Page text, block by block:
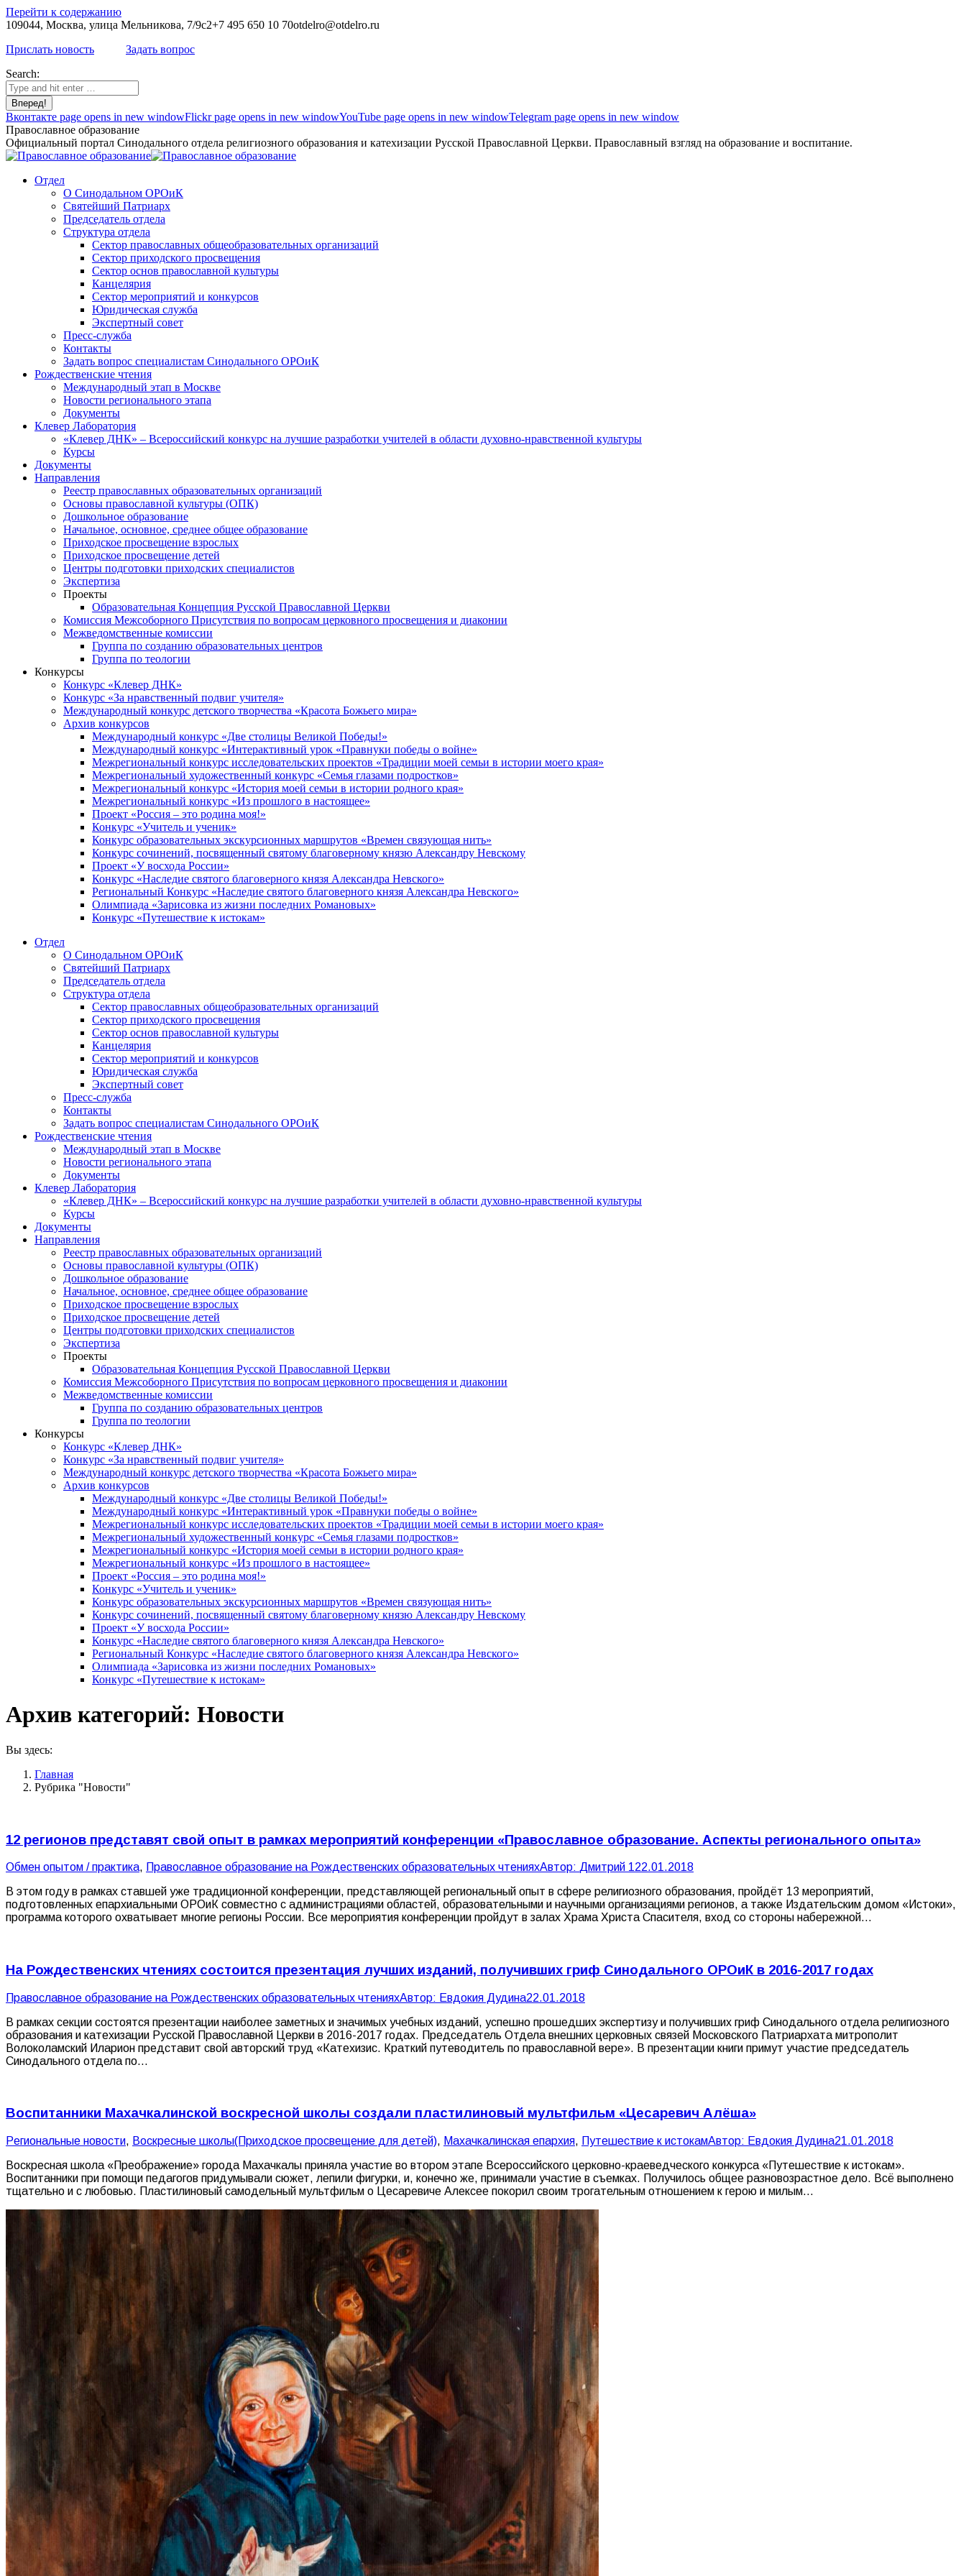
Перейти к содержанию
109044, Москва, улица Мельникова, 7/9с2+7 495 650 10 70otdelro@otdelro.ru
Прислать новость
Задать вопрос
Search:
Вконтакте page opens in new windowFlickr page opens in new windowYouTube page opens in new windowTelegram page opens in new window
Православное образование
Официальный портал Синодального отдела религиозного образования и катехизации Русской Православной Церкви. Православный взгляд на образование и воспитание.
Отдел
О Синодальном ОРОиК
Святейший Патриарх
Председатель отдела
Структура отдела
Сектор православных общеобразовательных организаций
Сектор приходского просвещения
Сектор основ православной культуры
Канцелярия
Сектор мероприятий и конкурсов
Юридическая служба
Экспертный совет
Пресс-служба
Контакты
Задать вопрос специалистам Синодального ОРОиК
Рождественские чтения
Международный этап в Москве
Новости регионального этапа
Документы
Клевер Лаборатория
«Клевер ДНК» – Всероссийский конкурс на лучшие разработки учителей в области духовно-нравственной культуры
Курсы
Документы
Направления
Реестр православных образовательных организаций
Основы православной культуры (ОПК)
Дошкольное образование
Начальное, основное, среднее общее образование
Приходское просвещение взрослых
Приходское просвещение детей
Центры подготовки приходских специалистов
Экспертиза
Проекты
Образовательная Концепция Русской Православной Церкви
Комиссия Межсоборного Присутствия по вопросам церковного просвещения и диаконии
Межведомственные комиссии
Группа по созданию образовательных центров
Группа по теологии
Конкурсы
Конкурс «Клевер ДНК»
Конкурс «За нравственный подвиг учителя»
Международный конкурс детского творчества «Красота Божьего мира»
Архив конкурсов
Международный конкурс «Две столицы Великой Победы!»
Международный конкурс «Интерактивный урок «Правнуки победы о войне»
Межрегиональный конкурс исследовательских проектов «Традиции моей семьи в истории моего края»
Межрегиональный художественный конкурс «Семья глазами подростков»
Межрегиональный конкурс «История моей семьи в истории родного края»
Межрегиональный конкурс «Из прошлого в настоящее»
Проект «Россия – это родина моя!»
Конкурс «Учитель и ученик»
Конкурс образовательных экскурсионных маршрутов «Времен связующая нить»
Конкурс сочинений, посвященный святому благоверному князю Александру Невскому
Проект «У восхода России»
Конкурс «Наследие святого благоверного князя Александра Невского»
Региональный Конкурс «Наследие святого благоверного князя Александра Невского»
Олимпиада «Зарисовка из жизни последних Романовых»
Конкурс «Путешествие к истокам»
Отдел
О Синодальном ОРОиК
Святейший Патриарх
Председатель отдела
Структура отдела
Сектор православных общеобразовательных организаций
Сектор приходского просвещения
Сектор основ православной культуры
Канцелярия
Сектор мероприятий и конкурсов
Юридическая служба
Экспертный совет
Пресс-служба
Контакты
Задать вопрос специалистам Синодального ОРОиК
Рождественские чтения
Международный этап в Москве
Новости регионального этапа
Документы
Клевер Лаборатория
«Клевер ДНК» – Всероссийский конкурс на лучшие разработки учителей в области духовно-нравственной культуры
Курсы
Документы
Направления
Реестр православных образовательных организаций
Основы православной культуры (ОПК)
Дошкольное образование
Начальное, основное, среднее общее образование
Приходское просвещение взрослых
Приходское просвещение детей
Центры подготовки приходских специалистов
Экспертиза
Проекты
Образовательная Концепция Русской Православной Церкви
Комиссия Межсоборного Присутствия по вопросам церковного просвещения и диаконии
Межведомственные комиссии
Группа по созданию образовательных центров
Группа по теологии
Конкурсы
Конкурс «Клевер ДНК»
Конкурс «За нравственный подвиг учителя»
Международный конкурс детского творчества «Красота Божьего мира»
Архив конкурсов
Международный конкурс «Две столицы Великой Победы!»
Международный конкурс «Интерактивный урок «Правнуки победы о войне»
Межрегиональный конкурс исследовательских проектов «Традиции моей семьи в истории моего края»
Межрегиональный художественный конкурс «Семья глазами подростков»
Межрегиональный конкурс «История моей семьи в истории родного края»
Межрегиональный конкурс «Из прошлого в настоящее»
Проект «Россия – это родина моя!»
Конкурс «Учитель и ученик»
Конкурс образовательных экскурсионных маршрутов «Времен связующая нить»
Конкурс сочинений, посвященный святому благоверному князю Александру Невскому
Проект «У восхода России»
Конкурс «Наследие святого благоверного князя Александра Невского»
Региональный Конкурс «Наследие святого благоверного князя Александра Невского»
Олимпиада «Зарисовка из жизни последних Романовых»
Конкурс «Путешествие к истокам»
Архив категорий: Новости
Вы здесь:
Главная
Рубрика "Новости"
12 регионов представят свой опыт в рамках мероприятий конференции «Православное образование. Аспекты регионального опыта»
Обмен опытом / практика, Православное образование на Рождественских образовательных чтенияхАвтор: Дмитрий 122.01.2018
В этом году в рамках ставшей уже традиционной конференции, представляющей региональный опыт в сфере религиозного образования, пройдёт 13 мероприятий,
подготовленных епархиальными ОРОиК совместно с администрациями областей, образовательными и научными организациями регионов, а также Издательским домом «Истоки»,
программа которого охватывает многие регионы России. Все мероприятия конференции пройдут в залах Храма Христа Спасителя, вход со стороны набережной…
На Рождественских чтениях состоится презентация лучших изданий, получивших гриф Синодального ОРОиК в 2016-2017 годах
Православное образование на Рождественских образовательных чтенияхАвтор: Евдокия Дудина22.01.2018
В рамках секции состоятся презентации наиболее заметных и значимых учебных изданий, успешно прошедших экспертизу и получивших гриф Синодального отдела религиозного
образования и катехизации Русской Православной Церкви в 2016-2017 годах. Председатель Отдела внешних церковных связей Московского Патриархата митрополит
Волоколамский Иларион представит свой авторский труд «Катехизис. Краткий путеводитель по православной вере». В презентации книги примут участие председатель
Синодального отдела по…
Воспитанники Махачкалинской воскресной школы создали пластилиновый мультфильм «Цесаревич Алёша»
Pегиональные новости, Воскресные школы(Приходское просвещение для детей), Махачкалинская епархия, Путешествие к истокамАвтор: Евдокия Дудина21.01.2018
Воскресная школа «Преображение» города Махачкалы приняла участие во втором этапе Всероссийского церковно-краеведческого конкурса «Путешествие к истокам».
Воспитанники при помощи педагогов придумывали сюжет, лепили фигурки, и, конечно же, принимали участие в съемках. Получилось общее разновозрастное дело. Всё выполнено
тщательно и с любовью. Пластилиновый самодельный мультфильм о Цесаревиче Алексее покорил своим трогательным отношением к герою и милым…